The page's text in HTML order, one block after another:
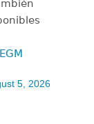
5, 2026